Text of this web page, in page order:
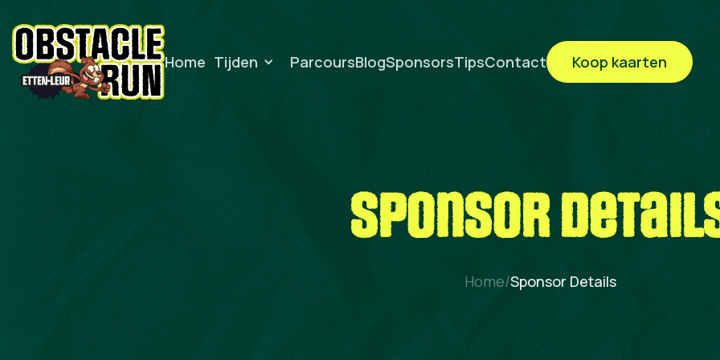
Home Tijden ParcoursBlogSponsorsTipsContact Koop kaarten
sponsor
Home/Sponsor Details